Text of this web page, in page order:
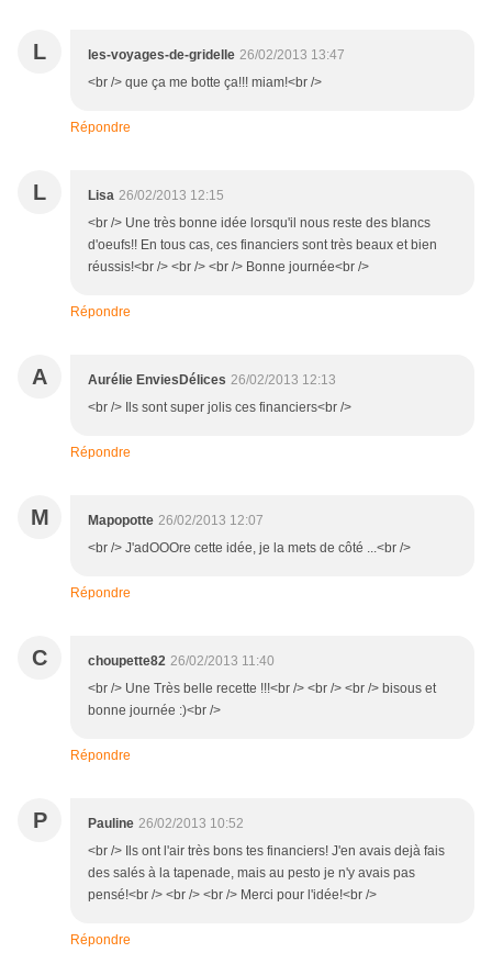
L les-voyages-de-gridelle 26/02/2013 13:47
<br /> que ça me botte ça!!! miam!<br />
Répondre
L Lisa 26/02/2013 12:15
<br /> Une très bonne idée lorsqu'il nous reste des blancs
d'oeufs!! En tous cas, ces financiers sont très beaux et bien
réussis!<br /> <br /> <br /> Bonne journée<br />
Répondre
A Aurélie EnviesDélices 26/02/2013 12:13
<br /> Ils sont super jolis ces financiers<br />
Répondre
M Mapopotte 26/02/2013 12:07
<br /> J'adOOOre cette idée, je la mets de côté ...<br />
Répondre
C choupette82 26/02/2013 11:40
<br /> Une Très belle recette !!!<br /> <br /> <br /> bisous et
bonne journée :)<br />
Répondre
P Pauline 26/02/2013 10:52
<br /> Ils ont l'air très bons tes financiers! J'en avais dejà fais
des salés à la tapenade, mais au pesto je n'y avais pas
pensé!<br /> <br /> <br /> Merci pour l'idée!<br />
Répondre